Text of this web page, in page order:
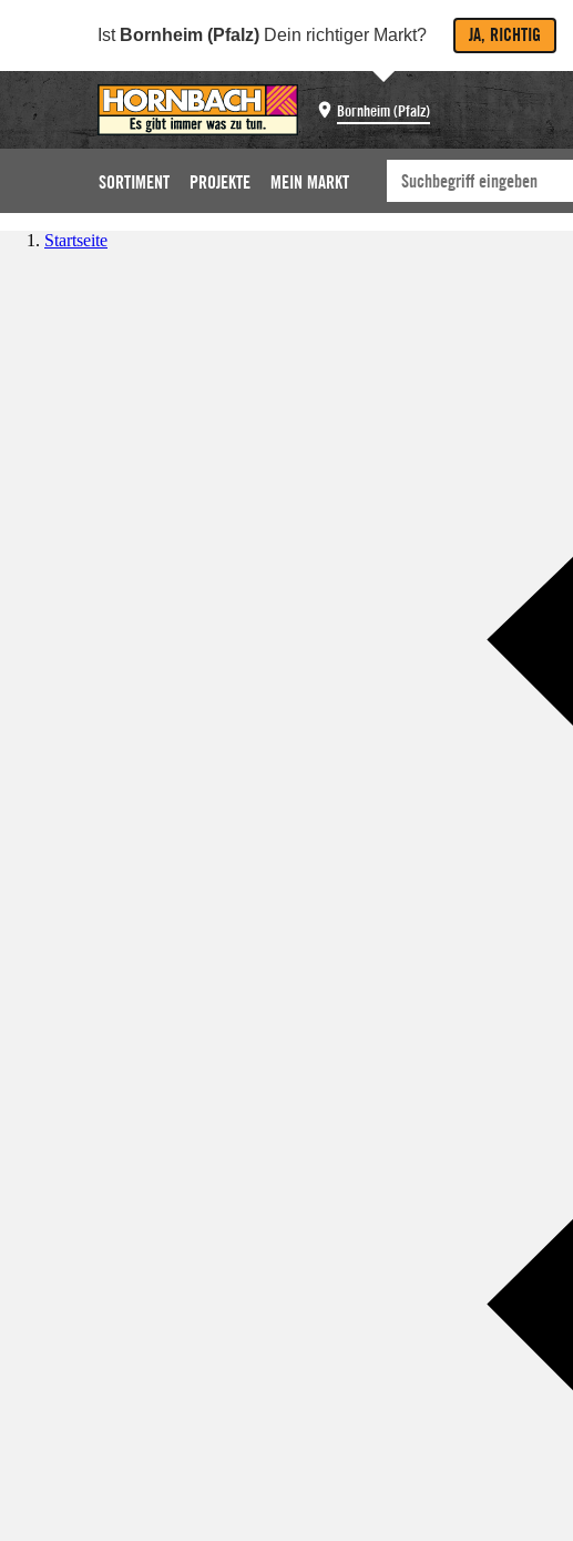
Ist Bornheim (Pfalz) Dein richtiger Markt? JA, RICHTIG
Bornheim (Pfalz)
SORTIMENT PROJEKTE MEIN MARKT
Startseite